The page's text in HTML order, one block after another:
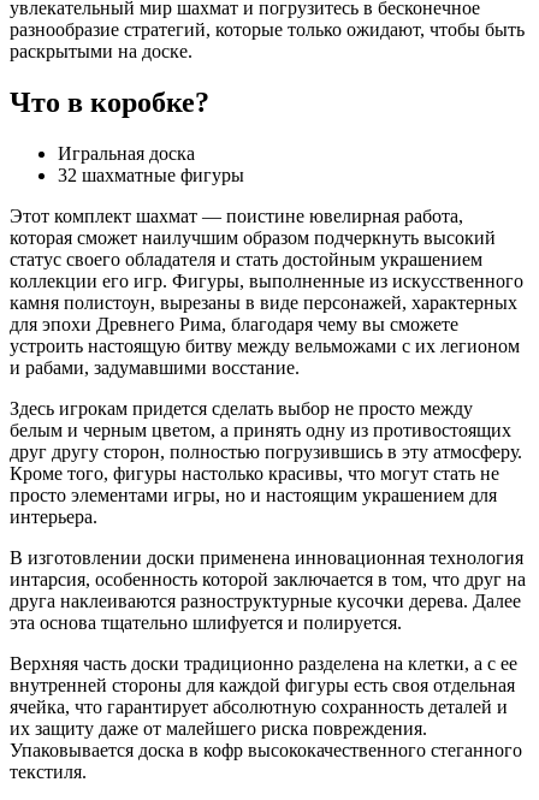
увлекательный мир шахмат и погрузитесь в бесконечное
разнообразие стратегий, которые только ожидают, чтобы быть
раскрытыми на доске.
Что в коробке?
Игральная доска
32 шахматные фигуры
Этот комплект шахмат — поистине ювелирная работа,
которая сможет наилучшим образом подчеркнуть высокий
статус своего обладателя и стать достойным украшением
коллекции его игр. Фигуры, выполненные из искусственного
камня полистоун, вырезаны в виде персонажей, характерных
для эпохи Древнего Рима, благодаря чему вы сможете
устроить настоящую битву между вельможами с их легионом
и рабами, задумавшими восстание.
Здесь игрокам придется сделать выбор не просто между
белым и черным цветом, а принять одну из противостоящих
друг другу сторон, полностью погрузившись в эту атмосферу.
Кроме того, фигуры настолько красивы, что могут стать не
просто элементами игры, но и настоящим украшением для
интерьера.
В изготовлении доски применена инновационная технология
интарсия, особенность которой заключается в том, что друг на
друга наклеиваются разноструктурные кусочки дерева. Далее
эта основа тщательно шлифуется и полируется.
Верхняя часть доски традиционно разделена на клетки, а с ее
внутренней стороны для каждой фигуры есть своя отдельная
ячейка, что гарантирует абсолютную сохранность деталей и
их защиту даже от малейшего риска повреждения.
Упаковывается доска в кофр высококачественного стеганного
текстиля.